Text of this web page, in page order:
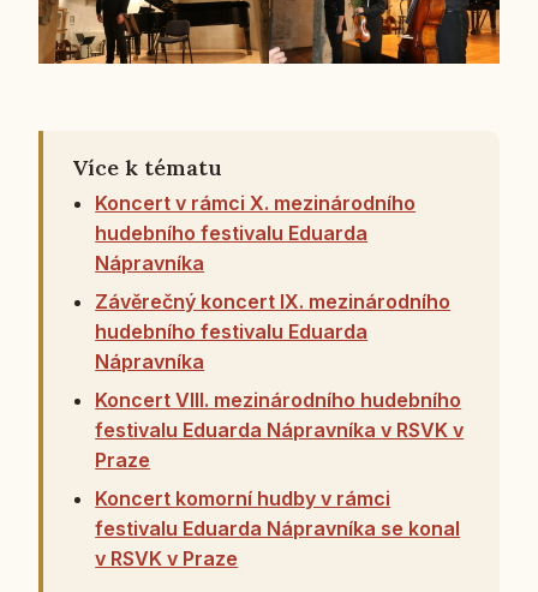
Více k tématu
Koncert v rámci X. mezinárodního
hudebního festivalu Eduarda
Nápravníka
Závěrečný koncert IX. mezinárodního
hudebního festivalu Eduarda
Nápravníka
Koncert VIII. mezinárodního hudebního
festivalu Eduarda Nápravníka v RSVK v
Praze
Koncert komorní hudby v rámci
festivalu Eduarda Nápravníka se konal
v RSVK v Praze